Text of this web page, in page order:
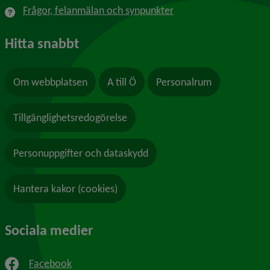
Frågor, felanmälan och synpunkter
Hitta snabbt
Om webbplatsen A till Ö Personalrum
Tillgänglighetsredogörelse
Personuppgifter och dataskydd
Hantera kakor (cookies)
Sociala medier
Facebook